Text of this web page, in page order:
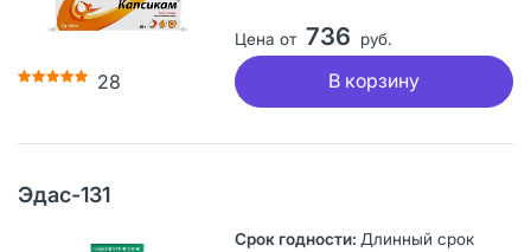
28
Цена от 736 руб.
В корзину
Эдас-131
Длинный срок